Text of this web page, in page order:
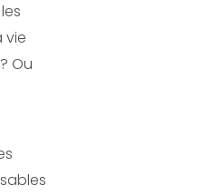
vie
Ou